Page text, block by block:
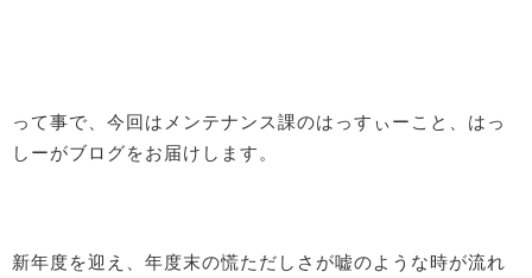
って事で、今回はメンテナンス課のはっすぃーこと、はっ
しーがブログをお届けします。
新年度を迎え、年度末の慌ただしさが嘘のような時が流れ